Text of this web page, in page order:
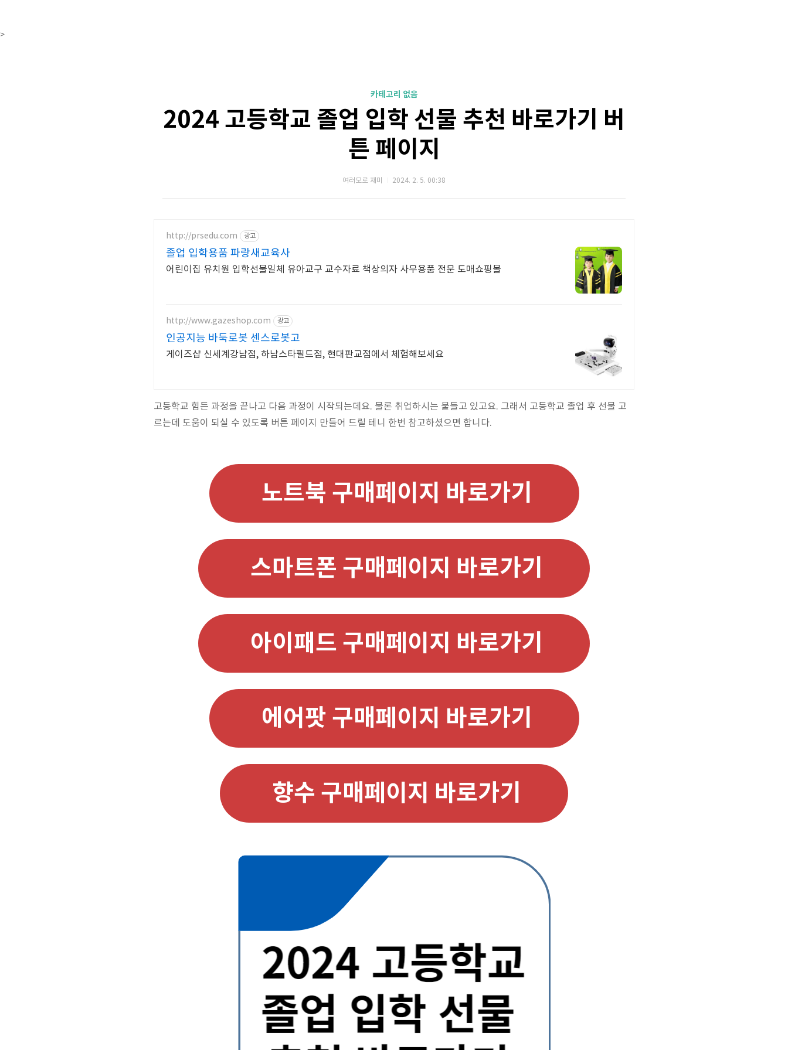
>
카테고리 없음
2024 고등학교 졸업 입학 선물 추천 바로가기 버
튼 페이지
여러모로 재미 2024. 2. 5. 00:38
http://prsedu.com 광고
졸업 입학용품 파랑새교육사
어린이집 유치원 입학선물일체 유아교구 교수자료 책상의자 사무용품 전문 도매쇼핑몰
http://www.gazeshop.com 광고
인공지능 바둑로봇 센스로봇고
게이즈샵 신세계강남점, 하남스타필드점, 현대판교점에서 체험해보세요
고등학교 힘든 과정을 끝나고 다음 과정이 시작되는데요. 물론 취업하시는 붙들고 있고요. 그래서 고등학교 졸업 후 선물 고
르는데 도움이 되실 수 있도록 버튼 페이지 만들어 드릴 테니 한번 참고하셨으면 합니다.
노트북 구매페이지 바로가기
스마트폰 구매페이지 바로가기
아이패드 구매페이지 바로가기
에어팟 구매페이지 바로가기
향수 구매페이지 바로가기